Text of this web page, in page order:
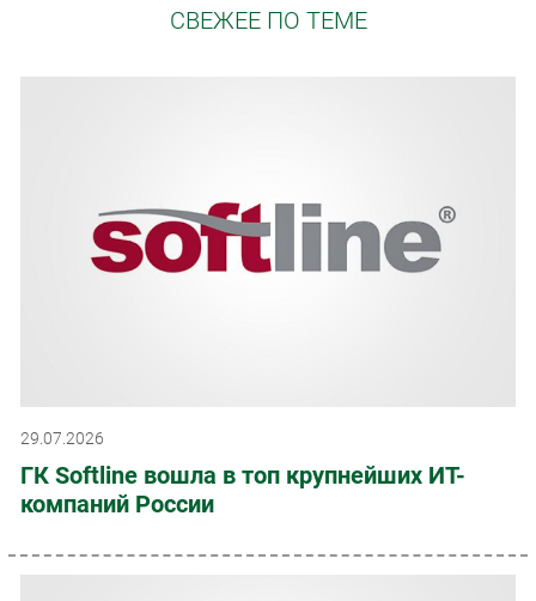
СВЕЖЕЕ ПО ТЕМЕ
29.07.2026
ГК Softline вошла в топ крупнейших ИТ-
компаний России